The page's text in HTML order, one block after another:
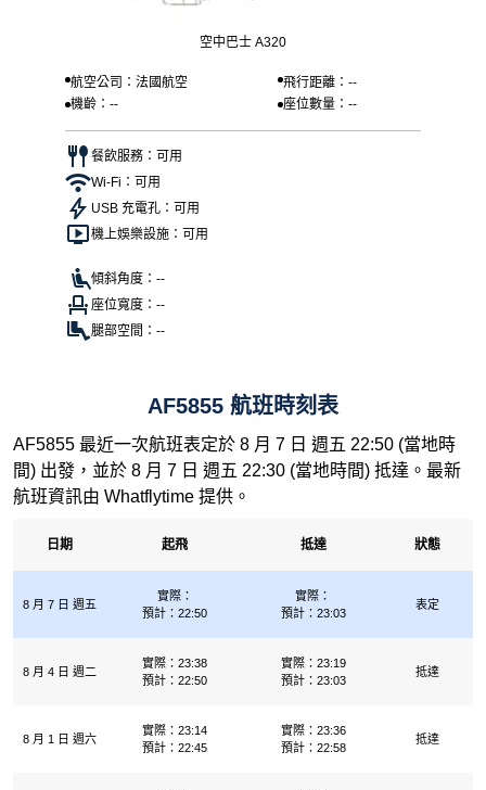
空中巴士 A320
航空公司：法國航空
飛行距離：--
機齡：--
座位數量：--
餐飲服務：可用
Wi-Fi：可用
USB 充電孔：可用
機上娛樂設施：可用
傾斜角度：--
座位寬度：--
腿部空間：--
AF5855 航班時刻表
AF5855 最近一次航班表定於 8 月 7 日 週五 22:50 (當地時
間) 出發，並於 8 月 7 日 週五 22:30 (當地時間) 抵達。最新
航班資訊由 Whatflytime 提供。
日期 起飛 抵達 狀態
8 月 7 日 週五
實際：
預計：22:50
實際：
預計：23:03
表定
8 月 4 日 週二
實際：23:38
預計：22:50
實際：23:19
預計：23:03
抵達
8 月 1 日 週六
實際：23:14
預計：22:45
實際：23:36
預計：22:58
抵達